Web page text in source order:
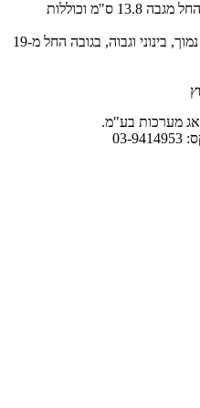
יחידות קאסט חד, דו וארבע כיווניות, החל מגבה 13.8 ס"מ וכוללות
יחידות נסתרות ומיני מרכזיות ללחצים נמוך, בינוני וגבוה, בגובה החל מ-19
מערכות בע"מ.